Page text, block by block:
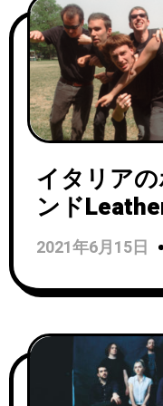
をリリー
イタリア
ンド
アルバム『
シングル
ジックビ
2021年6月15日